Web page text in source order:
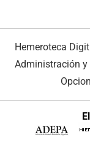
Hemeroteca
Administración y